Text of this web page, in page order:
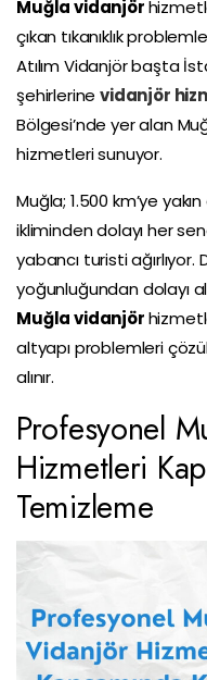
Muğla vidanjör
çıkan tıkanıklık
Atılım Vidanjör başta
şehirlerinevidanjör
Bölgesi’nde yer alan
hizmetleri sunuyor.
Muğla; 1.500 km’ye
ikliminden dolayı her
yabancı turisti ağırlıyor.
yoğunluğundan dolayı
Muğla vidanjör
altyapı problemleri
alınır.
Profesyonel
Hizmetleri
Temizleme